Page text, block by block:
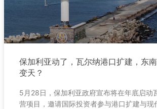
保加利亚动了，瓦尔纳港口扩建，东
变天？
5月28日，保加利亚政府宣布将在年底启动
营项目，邀请国际投资者参与港口扩建与现